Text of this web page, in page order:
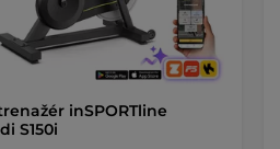
inSPORTline
S150i